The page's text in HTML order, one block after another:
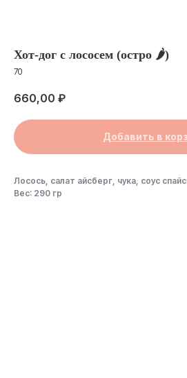
Хот-дог с лососем (остро 🌶️)
70
660,00 ₽
Добавить в
Лосось, салат айсберг, чука, соус
Вес: 290 гр